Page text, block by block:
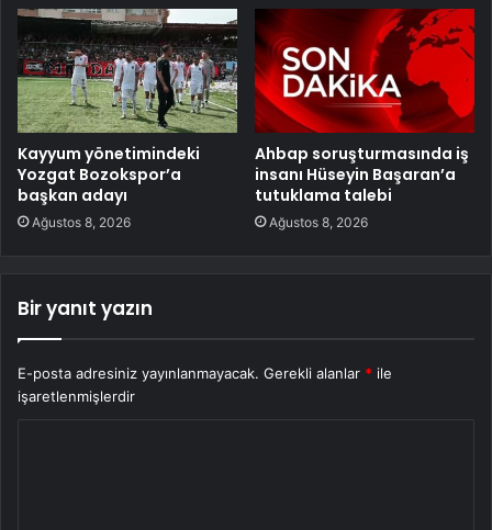
Kayyum yönetimindeki
Yozgat Bozokspor’a
başkan adayı
Ağustos 8, 2026
Ahbap soruşturmasında iş
insanı Hüseyin Başaran’a
tutuklama talebi
Ağustos 8, 2026
Bir yanıt yazın
E-posta adresiniz yayınlanmayacak. Gerekli alanlar * ile
işaretlenmişlerdir